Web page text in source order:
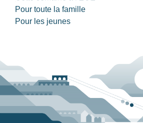
Pour toute la famille
Pour les jeunes